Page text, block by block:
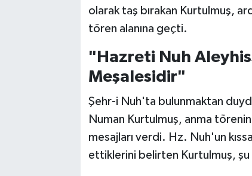
olarak taş bırakan Kurtulmuş,
tören alanına geçti.
"Hazreti Nuh
Meşalesidir"
Şehr-i Nuh'ta bulunmaktan
Numan Kurtulmuş, anma
mesajları verdi. Hz. Nuh'un
ettiklerini belirten Kurtulmuş, şu